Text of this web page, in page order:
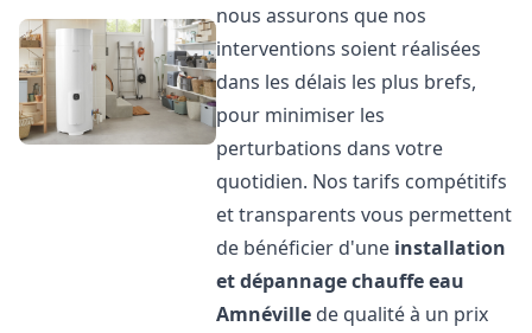
nous assurons que nos
interventions soient réalisées
dans les délais les plus brefs,
pour minimiser les
perturbations dans votre
quotidien. Nos tarifs compétitifs
et transparents vous permettent
de bénéficier d'une installation
et dépannage chauffe eau
Amnéville de qualité à un prix